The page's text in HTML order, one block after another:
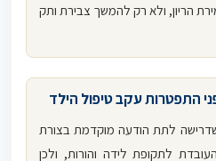
הריון, ולא רק להמשך צבירת ותק
התפטרות עקב טיפול הילד
לתת הודעה מוקדמת בצורת
לתקופת לידה והורות, ולכן